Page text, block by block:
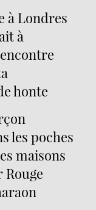
à Londres
à
honte
les poches
maisons
Rouge